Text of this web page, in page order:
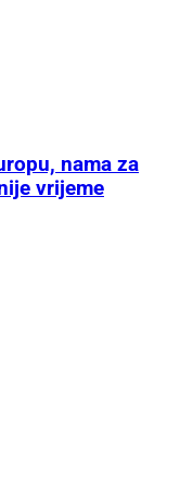
nama za
vrijeme